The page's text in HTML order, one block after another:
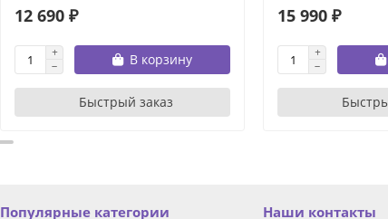
12 690 ₽
В корзину
Быстрый заказ
15 990 ₽
Популярные категории Наши контакты